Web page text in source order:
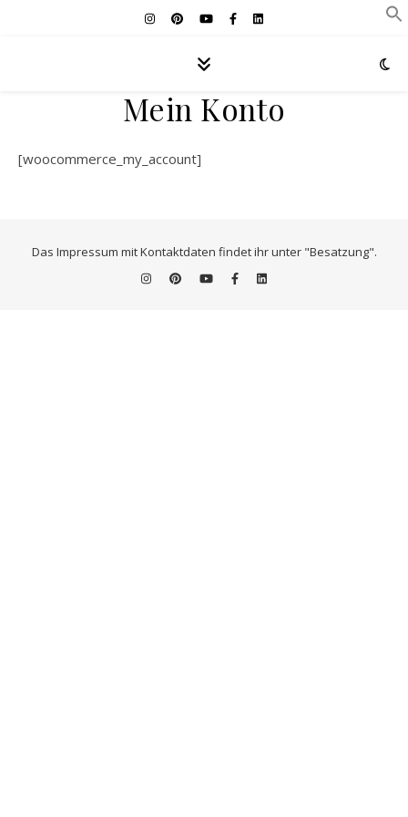
Mein Konto
[woocommerce_my_account]
Das Impressum mit Kontaktdaten findet ihr unter "Besatzung".